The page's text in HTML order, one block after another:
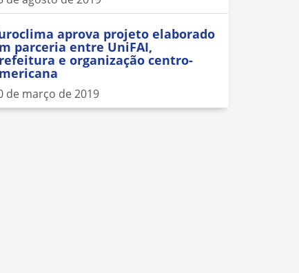
aprova projeto elaborado
parceria entre UniFAI,
e organização centro-
de março de 2019